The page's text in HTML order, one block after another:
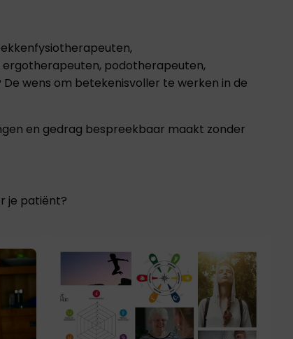
podotherapeuten,
wens om betekenisvoller te werken in de
en gedrag bespreekbaar maakt zonder
je patiënt?